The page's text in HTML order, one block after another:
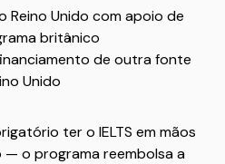
Reino Unido com apoio de
britânico
de outra fonte
Unido
ter o IELTS em mãos
o programa reembolsa a